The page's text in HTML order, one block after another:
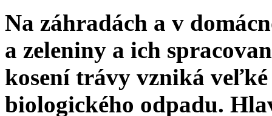
Na záhradách a v
a zeleniny a ich
kosení trávy vzniká
biologického odpadu.